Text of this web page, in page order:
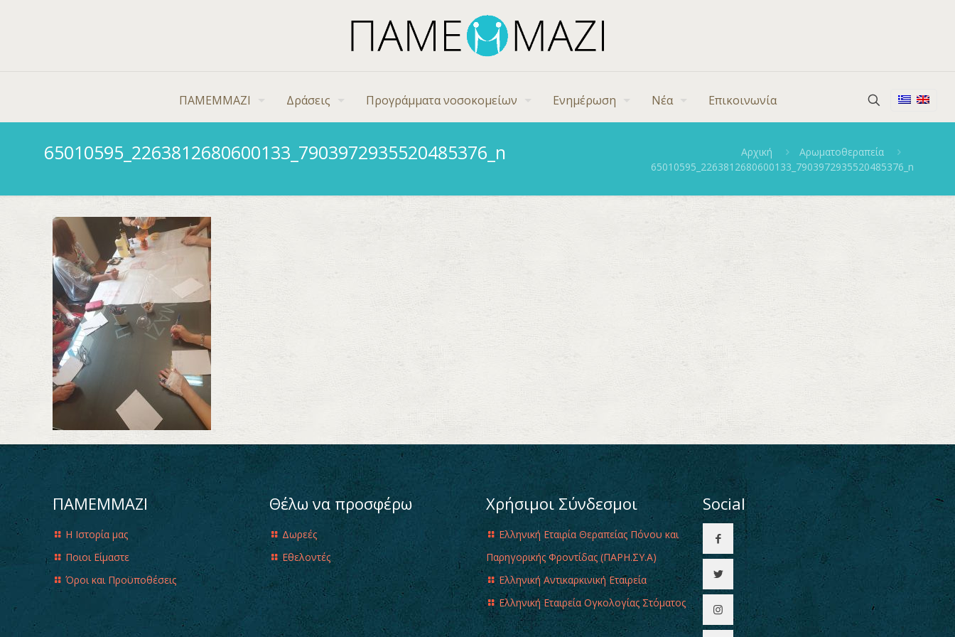
ΠΑΜΕΜΜΑΖΙ Δράσεις Προγράμματα νοσοκομείων Ενημέρωση Νέα Επικοινωνία
65010595_2263812680600133_7903972935520485376_n Αρχική
Αρωματοθεραπεία
65010595_2263812680600133_7903972935520485376_n
ΠΑΜΕΜΜΑΖΙ
Η Ιστορία μας
Ποιοι Είμαστε
Όροι και Προϋποθέσεις
Θέλω να προσφέρω
Δωρεές
Εθελοντές
Χρήσιμοι Σύνδεσμοι
Ελληνική Εταιρία Θεραπείας Πόνου και
Παρηγορικής Φροντίδας (ΠΑΡΗ.ΣΥ.Α)
Ελληνική Αντικαρκινική Εταιρεία
Ελληνική Εταιρεία Ογκολογίας Στόματος
Social